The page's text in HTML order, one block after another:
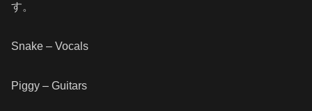
す。
Snake – Vocals
Piggy – Guitars